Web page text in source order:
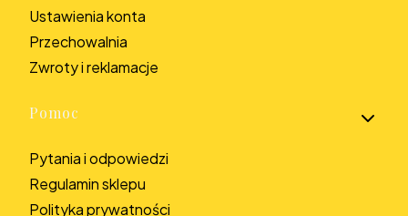
Ustawienia konta
Przechowalnia
Zwroty i reklamacje
Pomoc
Pytania i odpowiedzi
Regulamin sklepu
Polityka prywatności